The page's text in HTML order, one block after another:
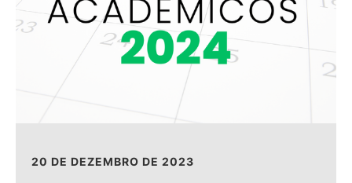
20 DE DEZEMBRO DE 2023